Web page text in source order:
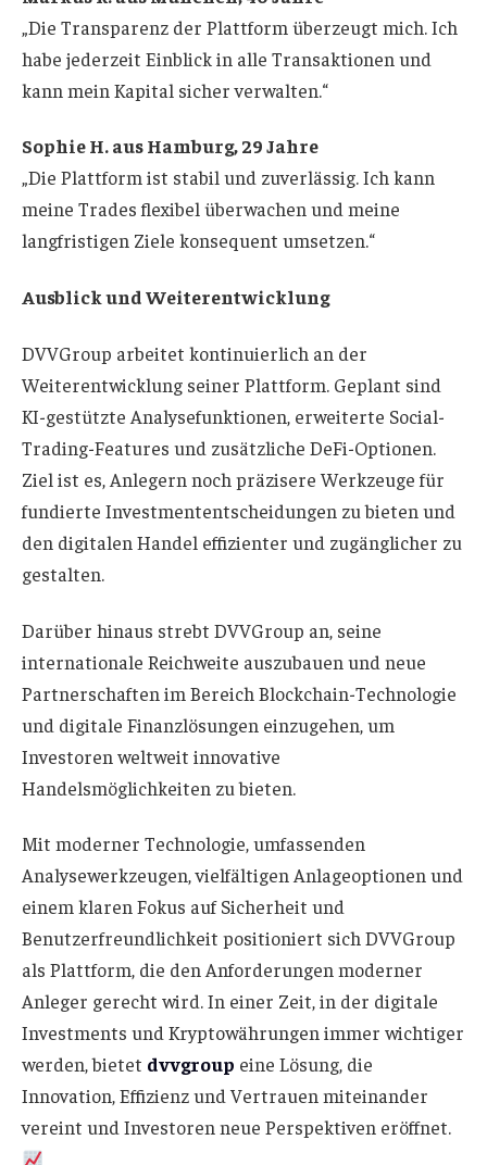
„Die Transparenz der Plattform überzeugt mich. Ich
habe jederzeit Einblick in alle Transaktionen und
kann mein Kapital sicher verwalten.“
Sophie H. aus Hamburg, 29 Jahre
„Die Plattform ist stabil und zuverlässig. Ich kann
meine Trades flexibel überwachen und meine
langfristigen Ziele konsequent umsetzen.“
Ausblick und Weiterentwicklung
DVVGroup arbeitet kontinuierlich an der
Weiterentwicklung seiner Plattform. Geplant sind
KI-gestützte Analysefunktionen, erweiterte Social-
Trading-Features und zusätzliche DeFi-Optionen.
Ziel ist es, Anlegern noch präzisere Werkzeuge für
fundierte Investmententscheidungen zu bieten und
den digitalen Handel effizienter und zugänglicher zu
gestalten.
Darüber hinaus strebt DVVGroup an, seine
internationale Reichweite auszubauen und neue
Partnerschaften im Bereich Blockchain-Technologie
und digitale Finanzlösungen einzugehen, um
Investoren weltweit innovative
Handelsmöglichkeiten zu bieten.
Mit moderner Technologie, umfassenden
Analysewerkzeugen, vielfältigen Anlageoptionen und
einem klaren Fokus auf Sicherheit und
Benutzerfreundlichkeit positioniert sich DVVGroup
als Plattform, die den Anforderungen moderner
Anleger gerecht wird. In einer Zeit, in der digitale
Investments und Kryptowährungen immer wichtiger
werden, bietet dvvgroup eine Lösung, die
Innovation, Effizienz und Vertrauen miteinander
vereint und Investoren neue Perspektiven eröffnet.